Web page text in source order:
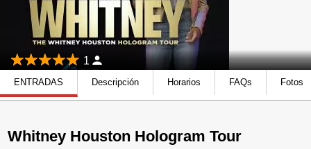
1
ENTRADAS Descripción Horarios FAQs Fotos
Whitney Houston Hologram Tour